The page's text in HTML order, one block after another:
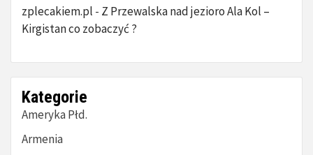
zplecakiem.pl - Z Przewalska nad jezioro Ala Kol –
Kirgistan co zobaczyć ?
Kategorie
Ameryka Płd.
Armenia